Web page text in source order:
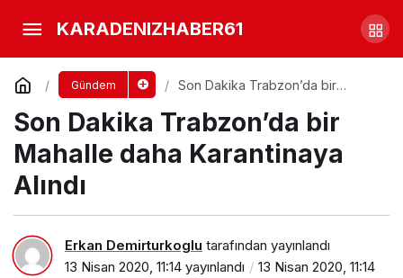
KARADENIZHABER61
Gündem
Son Dakika Trabzon’da bir
Son Dakika Trabzon’da bir
Mahalle daha Karantinaya
Alındı
Erkan Demirturkoglu tarafından yayınlandı
13 Nisan 2020, 11:14 yayınlandı
13 Nisan 2020, 11:14
Türkiye’de 22 Yaşındaki
Öğrenci Koranavirus’ten öldü
Yorum Yap